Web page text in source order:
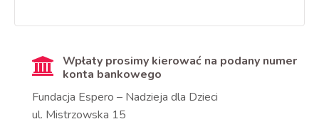
Wpłaty prosimy kierować na podany numer
konta bankowego
Fundacja Espero – Nadzieja dla Dzieci
ul. Mistrzowska 15